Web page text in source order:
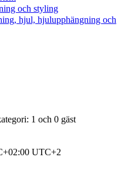
och styling
hjul, hjulupphängning och
1 och 0 gäst
UTC+2